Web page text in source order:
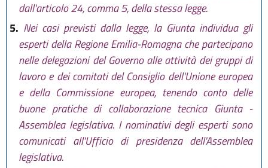
dall'articolo 24, comma 5, della stessa legge.
5. Nei casi previsti dalla legge, la Giunta individua gli
esperti della Regione Emilia-Romagna che partecipano
nelle delegazioni del Governo alle attività dei gruppi di
lavoro e dei comitati del Consiglio dell'Unione europea
e della Commissione europea, tenendo conto delle
buone pratiche di collaborazione tecnica Giunta -
Assemblea legislativa. I nominativi degli esperti sono
comunicati all'Ufficio di presidenza dell'Assemblea
legislativa.